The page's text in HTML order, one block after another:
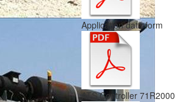
Application data form
ATS Controller 71R2000